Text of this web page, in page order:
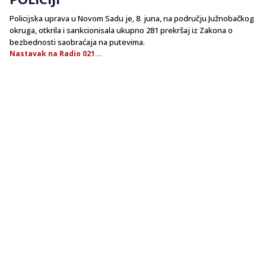
Policijska uprava u Novom Sadu je, 8. juna, na području Južnobačkog
okruga, otkrila i sankcionisala ukupno 281 prekršaj iz Zakona o
bezbednosti saobraćaja na putevima.
Nastavak na Radio 021...